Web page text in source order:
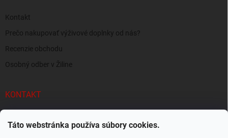
Táto webstránka používa súbory cookies.
Kontakt
Prečo nakupovať výživové doplnky od nás?
Recenzie obchodu
Osobný odber v Žiline
KONTAKT